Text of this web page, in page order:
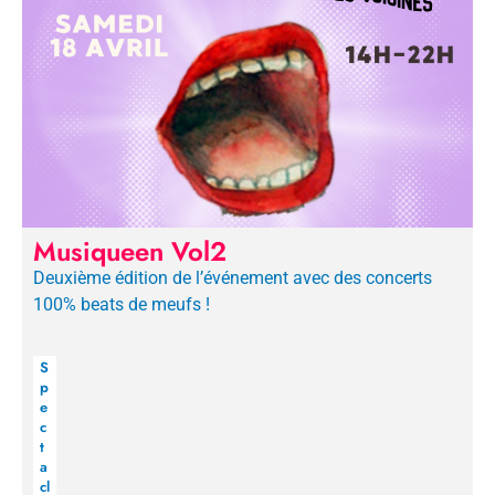
Musiqueen Vol2
Deuxième édition de l’événement avec des concerts
100% beats de meufs !
S
p
e
c
t
a
cl